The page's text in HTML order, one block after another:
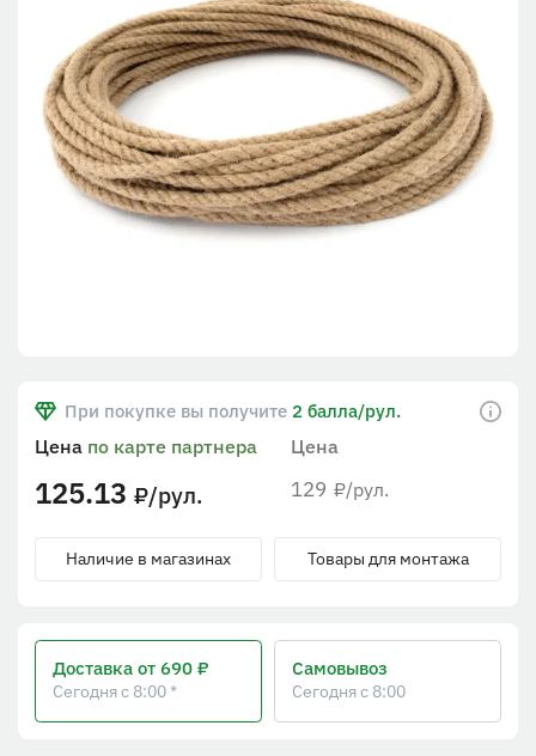
При покупке вы получите 2 балла/рул.
Цена
129 ₽/рул.
Цена по карте партнера
125.13 ₽/рул.
Наличие в магазинах Товары для монтажа
Доставка от 690 ₽
Сегодня с 8:00 *
Самовывоз
Сегодня с 8:00